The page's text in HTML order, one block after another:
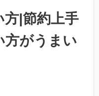
|節約上手
方がうまい